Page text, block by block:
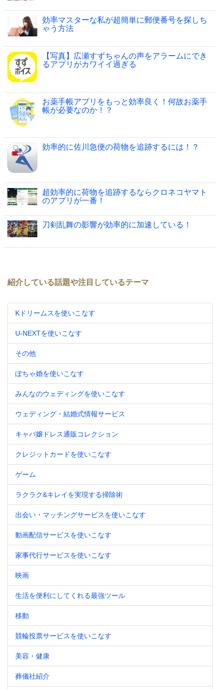
効率マスターな私が超簡単に郵便番号を探しち
ゃう方法
【写真】広瀬すずちゃんの声をアラームにでき
るアプリがカワイイ過ぎる
お薬手帳アプリをもっと効率良く！何故お薬手
帳が必要なのか！？
効率的に佐川急便の荷物を追跡するには！？
超効率的に荷物を追跡するならクロネコヤマト
のアプリが一番！
刀剣乱舞の影響が効率的に加速している！
紹介している話題や注目しているテーマ
Kドリームスを使いこなす
U-NEXTを使いこなす
その他
ぽちゃ婚を使いこなす
みんなのウェディングを使いこなす
ウェディング・結婚式情報サービス
キャバ嬢ドレス通販コレクション
クレジットカードを使いこなす
ゲーム
ラクラク&キレイを実現する掃除術
出会い・マッチングサービスを使いこなす
動画配信サービスを使いこなす
家事代行サービスを使いこなす
映画
生活を便利にしてくれる最強ツール
移動
競輪投票サービスを使いこなす
美容・健康
葬儀社紹介